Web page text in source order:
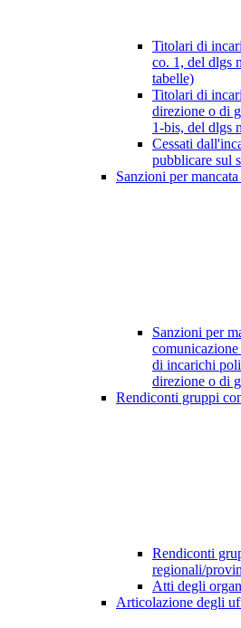
Titolari di
co. 1, del dlgs
tabelle)
Titolari di
direzione o di
1-bis, del dlgs
Cessati
pubblicare sul
Sanzioni per
Sanzioni per
di incarichi
direzione o di
Rendiconti gruppi
Rendiconti
regionali/
Atti degli
Articolazione degli